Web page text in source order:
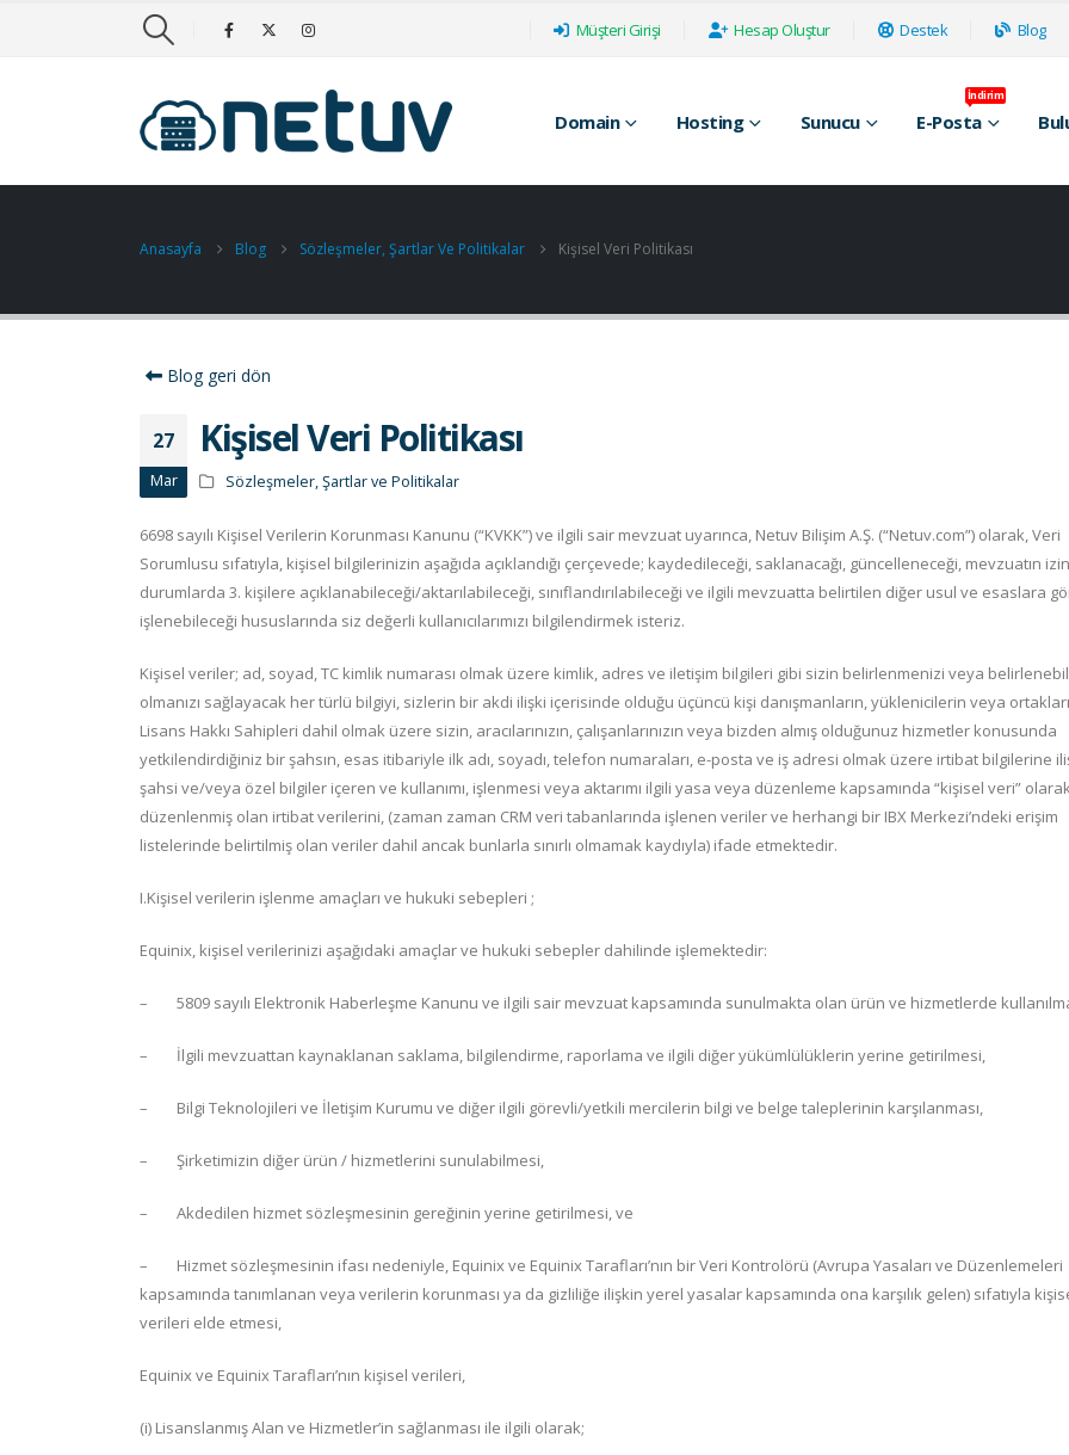
Müşteri Girişi Hesap Oluştur Destek Blog
Domain Hosting Sunucu E-Posta
İndirim
Anasayfa Blog Sözleşmeler, Şartlar Ve Politikalar Kişisel Veri Politikası
Blog geri dön
27
Mar
Kişisel Veri Politikası
Sözleşmeler, Şartlar ve Politikalar
6698 sayılı Kişisel Verilerin Korunması Kanunu (“KVKK”) ve ilgili sair mevzuat uyarınca, Netuv Bilişim A.Ş. (“Netuv.com”) olarak, Veri
Sorumlusu sıfatıyla, kişisel bilgilerinizin aşağıda açıklandığı çerçevede; kaydedileceği, saklanacağı, güncelleneceği, mevzuatın
durumlarda 3. kişilere açıklanabileceği/aktarılabileceği, sınıflandırılabileceği ve ilgili mevzuatta belirtilen diğer usul ve esaslara
işlenebileceği hususlarında siz değerli kullanıcılarımızı bilgilendirmek isteriz.
Kişisel veriler; ad, soyad, TC kimlik numarası olmak üzere kimlik, adres ve iletişim bilgileri gibi sizin belirlenmenizi veya
olmanızı sağlayacak her türlü bilgiyi, sizlerin bir akdi ilişki içerisinde olduğu üçüncü kişi danışmanların, yüklenicilerin veya
Lisans Hakkı Sahipleri dahil olmak üzere sizin, aracılarınızın, çalışanlarınızın veya bizden almış olduğunuz hizmetler konusunda
yetkilendirdiğiniz bir şahsın, esas itibariyle ilk adı, soyadı, telefon numaraları, e-posta ve iş adresi olmak üzere irtibat bilgilerine
şahsi ve/veya özel bilgiler içeren ve kullanımı, işlenmesi veya aktarımı ilgili yasa veya düzenleme kapsamında “kişisel veri”
düzenlenmiş olan irtibat verilerini, (zaman zaman CRM veri tabanlarında işlenen veriler ve herhangi bir IBX Merkezi’ndeki erişim
listelerinde belirtilmiş olan veriler dahil ancak bunlarla sınırlı olmamak kaydıyla) ifade etmektedir.
I.Kişisel verilerin işlenme amaçları ve hukuki sebepleri ;
Equinix, kişisel verilerinizi aşağıdaki amaçlar ve hukuki sebepler dahilinde işlemektedir:
– 5809 sayılı Elektronik Haberleşme Kanunu ve ilgili sair mevzuat kapsamında sunulmakta olan ürün ve hizmetlerde
– İlgili mevzuattan kaynaklanan saklama, bilgilendirme, raporlama ve ilgili diğer yükümlülüklerin yerine getirilmesi,
– Bilgi Teknolojileri ve İletişim Kurumu ve diğer ilgili görevli/yetkili mercilerin bilgi ve belge taleplerinin karşılanması,
– Şirketimizin diğer ürün / hizmetlerini sunulabilmesi,
– Akdedilen hizmet sözleşmesinin gereğinin yerine getirilmesi, ve
– Hizmet sözleşmesinin ifası nedeniyle, Equinix ve Equinix Tarafları’nın bir Veri Kontrolörü (Avrupa Yasaları ve Düzenlemeleri
kapsamında tanımlanan veya verilerin korunması ya da gizliliğe ilişkin yerel yasalar kapsamında ona karşılık gelen) sıfatıyla
verileri elde etmesi,
Equinix ve Equinix Tarafları’nın kişisel verileri,
(i) Lisanslanmış Alan ve Hizmetler’in sağlanması ile ilgili olarak;